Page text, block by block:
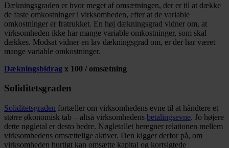
Dækningsgraden er hvor meget af omsætningen, der er til at dække
de faste omkostninger i virksomheden, efter at de variable
omkostninger er fratrukket. En høj dækningsgrad vidner om, at
virksomheden ikke har mange variable omkostninger, som skal
dækkes. Modsat vidner en lav dækningsgrad om, er der har været
mange variable omkostninger.
Dækningsbidrag x 100 / omsætning
Soliditetsgraden
Soliditetsgraden fortæller om virksomhedens evne til at håndtere et
større økonomisk tab – altså virksomhedens betalingsevne. Jo højere
dette nøgletal er desto bedre. Nøgletallet beregner relationen mellem
virksomhedens omsættelige aktiver. Den kigger derfor på, om
virksomheden hurtigt kan omsætte kapital og kortsigtede